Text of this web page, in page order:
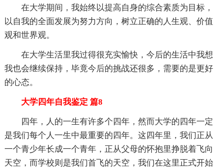
在大学期间，我始终以提高自身的综合素质为目标，
以自我的全面发展为努力方向，树立正确的人生观、价值
观和世界观。
在大学生活里我过得很充实愉快，今后的生活中我想
我也会继续保持，毕竟今后的挑战还很多，需要的是更好
的心态。
大学四年自我鉴定 篇8
四年，人的一生有许多个四年，然而大学的四年一定
是我们每个人一生中最重要的四年。这四年里，我们正从
一个青少年长成一个青年，正从父母的怀抱里挣脱着飞向
天空，而学校则是我们首飞的天空，我们在这里正式开始